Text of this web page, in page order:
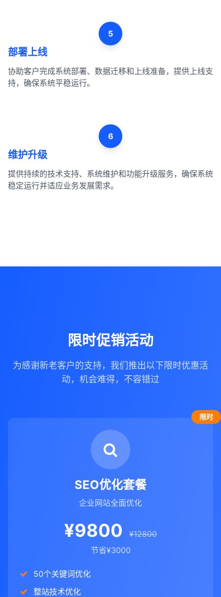
部署上线
协助客户完成系统部署、数据迁移和上线准备，提供上线支
持，确保系统平稳运行。
5
6
维护升级
提供持续的技术支持、系统维护和功能升级服务，确保系统
稳定运行并适应业务发展需求。
限时促销活动
为感谢新老客户的支持，我们推出以下限时优惠活
动，机会难得，不容错过
限时
SEO优化套餐
企业网站全面优化
¥9800
¥12800
节省¥3000
50个关键词优化
整站技术优化